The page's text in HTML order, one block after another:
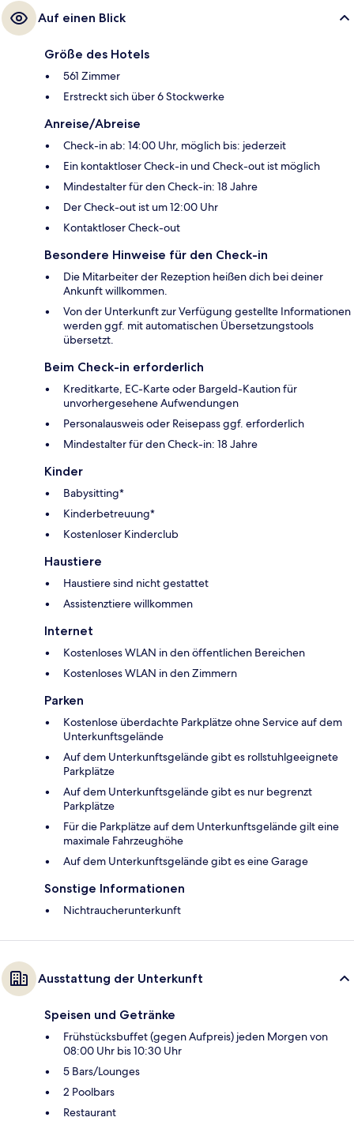
Auf einen Blick
Größe des Hotels
561 Zimmer
Erstreckt sich über 6 Stockwerke
Anreise/Abreise
Check-in ab: 14:00 Uhr, möglich bis: jederzeit
Ein kontaktloser Check-in und Check-out ist möglich
Mindestalter für den Check-in: 18 Jahre
Der Check-out ist um 12:00 Uhr
Kontaktloser Check-out
Besondere Hinweise für den Check-in
Die Mitarbeiter der Rezeption heißen dich bei deiner
Ankunft willkommen.
Von der Unterkunft zur Verfügung gestellte Informationen
werden ggf. mit automatischen Übersetzungstools
übersetzt.
Beim Check-in erforderlich
Kreditkarte, EC-Karte oder Bargeld-Kaution für
unvorhergesehene Aufwendungen
Personalausweis oder Reisepass ggf. erforderlich
Mindestalter für den Check-in: 18 Jahre
Kinder
Babysitting*
Kinderbetreuung*
Kostenloser Kinderclub
Haustiere
Haustiere sind nicht gestattet
Assistenztiere willkommen
Internet
Kostenloses WLAN in den öffentlichen Bereichen
Kostenloses WLAN in den Zimmern
Parken
Kostenlose überdachte Parkplätze ohne Service auf dem
Unterkunftsgelände
Auf dem Unterkunftsgelände gibt es rollstuhlgeeignete
Parkplätze
Auf dem Unterkunftsgelände gibt es nur begrenzt
Parkplätze
Für die Parkplätze auf dem Unterkunftsgelände gilt eine
maximale Fahrzeughöhe
Auf dem Unterkunftsgelände gibt es eine Garage
Sonstige Informationen
Nichtraucherunterkunft
Ausstattung der Unterkunft
Speisen und Getränke
Frühstücksbuffet (gegen Aufpreis) jeden Morgen von
08:00 Uhr bis 10:30 Uhr
5 Bars/Lounges
2 Poolbars
Restaurant